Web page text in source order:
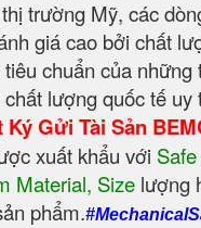
trường Mỹ, các
giá cao bởi chất
chuẩn của những
lượng quốc tế uy
Ký Gửi Tài Sản
xuất khẩu với
Material, Size lượng
phẩm.